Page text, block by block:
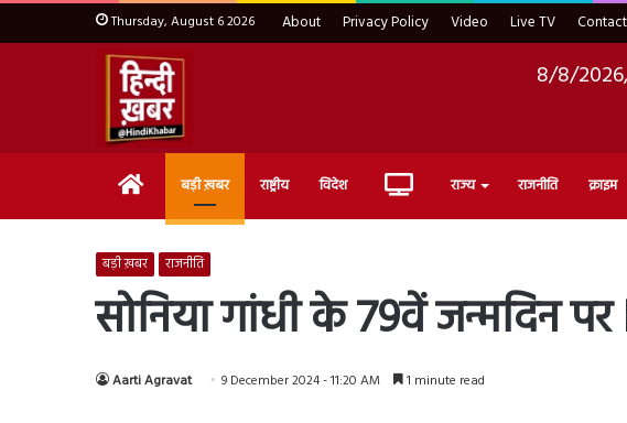
Thursday, August 6 2026 About Privacy Policy Video Live TV Contact
8/8/
Home बड़ी ख़बर राष्ट्रीय विदेश Live राज्य राजनीति क्राइम
बड़ी ख़बर राजनीति
सोनिया गांधी के 79वें जन्मदिन
Aarti Agravat 9 December 2024 - 11:20 AM 1 minute read